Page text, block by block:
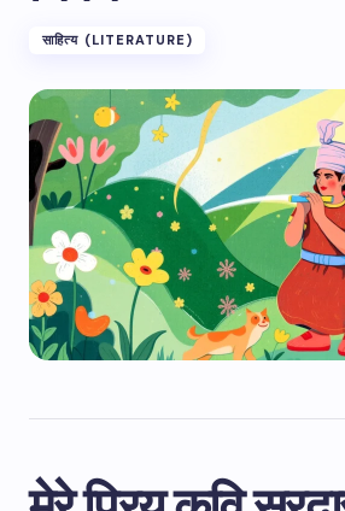
साहित्य (LITERATURE)